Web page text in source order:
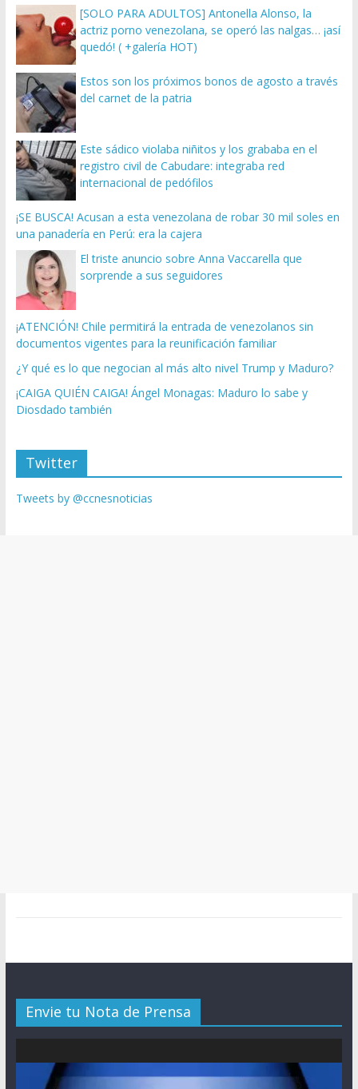
[SOLO PARA ADULTOS] Antonella Alonso, la
actriz porno venezolana, se operó las nalgas… ¡así
quedó! ( +galería HOT)
Estos son los próximos bonos de agosto a través
del carnet de la patria
Este sádico violaba niñitos y los grababa en el
registro civil de Cabudare: integraba red
internacional de pedófilos
¡SE BUSCA! Acusan a esta venezolana de robar 30 mil soles en
una panadería en Perú: era la cajera
El triste anuncio sobre Anna Vaccarella que
sorprende a sus seguidores
¡ATENCIÓN! Chile permitirá la entrada de venezolanos sin
documentos vigentes para la reunificación familiar
¿Y qué es lo que negocian al más alto nivel Trump y Maduro?
¡CAIGA QUIÉN CAIGA! Ángel Monagas: Maduro lo sabe y
Diosdado también
Twitter
Tweets by @ccnesnoticias
Envie tu Nota de Prensa
de